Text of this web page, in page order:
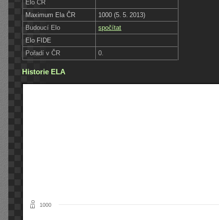
Elo ČR
Maximum Ela ČR
1000 (5. 5. 2013)
Budoucí Elo
spočítat
Elo FIDE
Pořadí v ČR
0.
Historie ELA
Elo 1000